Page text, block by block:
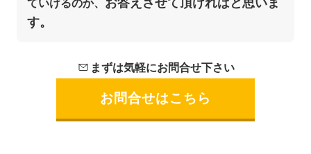
ていけるのか、
す。
まずは気軽にお問合せ下さい
お問合せはこちら